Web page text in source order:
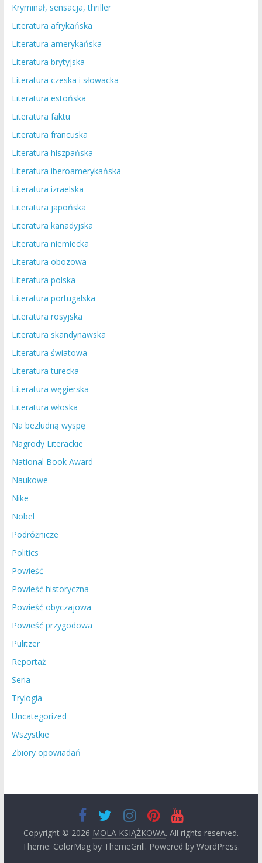
Kryminał, sensacja, thriller
Literatura afrykańska
Literatura amerykańska
Literatura brytyjska
Literatura czeska i słowacka
Literatura estońska
Literatura faktu
Literatura francuska
Literatura hiszpańska
Literatura iberoamerykańska
Literatura izraelska
Literatura japońska
Literatura kanadyjska
Literatura niemiecka
Literatura obozowa
Literatura polska
Literatura portugalska
Literatura rosyjska
Literatura skandynawska
Literatura światowa
Literatura turecka
Literatura węgierska
Literatura włoska
Na bezludną wyspę
Nagrody Literackie
National Book Award
Naukowe
Nike
Nobel
Podróżnicze
Politics
Powieść
Powieść historyczna
Powieść obyczajowa
Powieść przygodowa
Pulitzer
Reportaż
Seria
Trylogia
Uncategorized
Wszystkie
Zbiory opowiadań
Copyright © 2026 MOLA KSIĄŻKOWA. All rights reserved.
Theme: ColorMagby ThemeGrill. Powered by WordPress.